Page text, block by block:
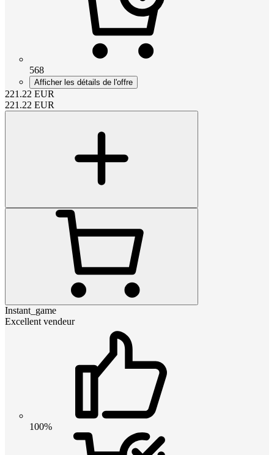
568
Afficher les détails de l'offre
221.22 EUR
221.22 EUR
Instant_game
Excellent vendeur
100%